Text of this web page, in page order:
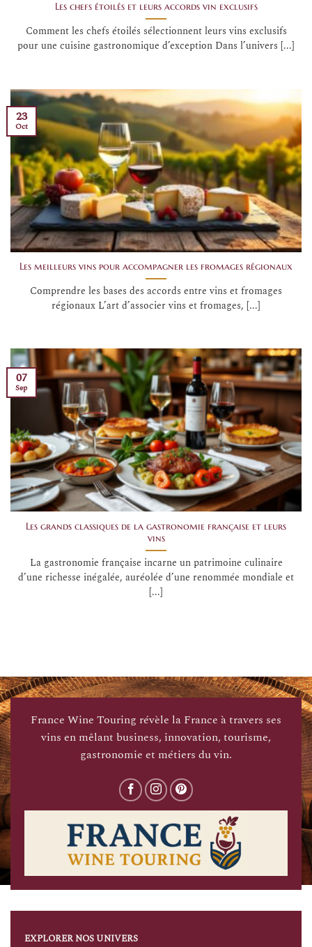
Les chefs étoilés et leurs accords vin exclusifs
Comment les chefs étoilés sélectionnent leurs vins exclusifs
pour une cuisine gastronomique d’exception Dans l’univers [...]
Les meilleurs vins pour accompagner les fromages régionaux
Comprendre les bases des accords entre vins et fromages
régionaux L’art d’associer vins et fromages, [...]
23
Oct
Les grands classiques de la gastronomie française et leurs
vins
La gastronomie française incarne un patrimoine culinaire
d’une richesse inégalée, auréolée d’une renommée mondiale et
[...]
07
Sep
France Wine Touring révèle la France à travers ses
vins en mêlant business, innovation, tourisme,
gastronomie et métiers du vin.
EXPLORER NOS UNIVERS